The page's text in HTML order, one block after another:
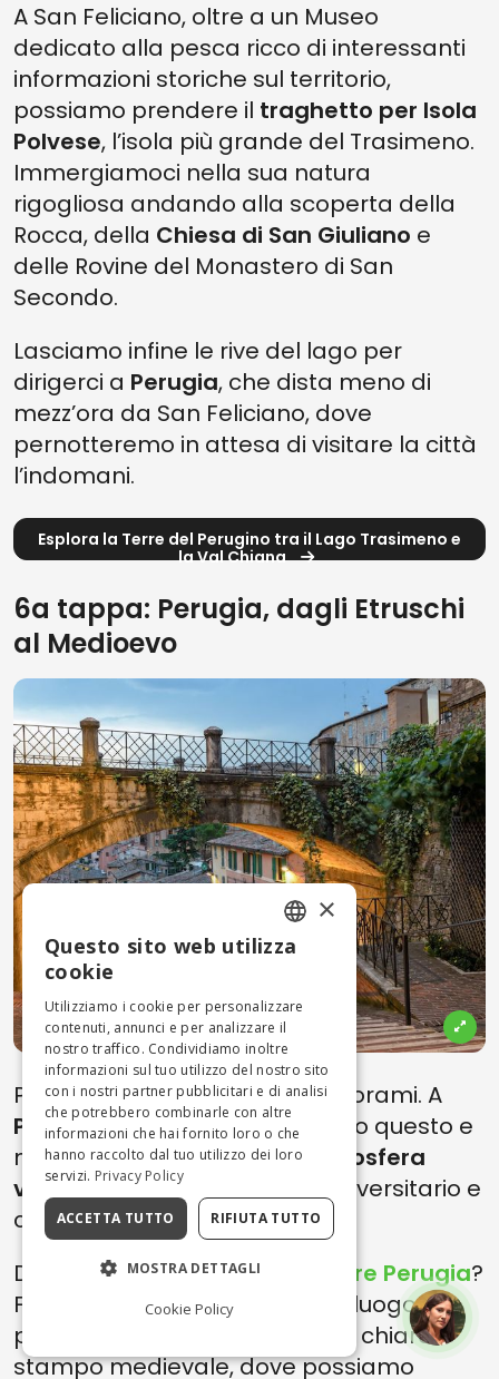
A San Feliciano, oltre a un Museo
dedicato alla pesca ricco di interessanti
informazioni storiche sul territorio,
possiamo prendere il traghetto per Isola
Polvese, l’isola più grande del Trasimeno.
Immergiamoci nella sua natura
rigogliosa andando alla scoperta della
Rocca, della Chiesa di San Giuliano e
delle Rovine del Monastero di San
Secondo.
Lasciamo infine le rive del lago per
dirigerci a Perugia, che dista meno di
mezz’ora da San Feliciano, dove
pernotteremo in attesa di visitare la città
l’indomani.
Esplora la Terre del Perugino tra il Lago Trasimeno e
la Val Chiana
6a tappa: Perugia, dagli Etruschi
al Medioevo
Palazzi, vie, archi, chiese e panorami. A
Perugiapossiamo trovare tutto questo e
molto di più, insieme a un’ atmosfera
vibrantetipica di un centro universitario e
capoluogo di regione.
Da dove cominciare a
esplorare Perugia?
Forse da
Piazza IV Novembre
, luogo
particolarmente suggestivo di chiaro
stampo medievale, dove possiamo
ENGLISH
ITALIAN
×
Questo sito web utilizza
cookie
Utilizziamo i cookie per personalizzare
contenuti, annunci e per analizzare il
nostro traffico. Condividiamo inoltre
informazioni sul tuo utilizzo del nostro sito
con i nostri partner pubblicitari e di analisi
che potrebbero combinarle con altre
informazioni che hai fornito loro o che
hanno raccolto dal tuo utilizzo dei loro
servizi. Privacy Policy
ACCETTA TUTTO RIFIUTA TUTTO
MOSTRA DETTAGLI
Cookie Policy